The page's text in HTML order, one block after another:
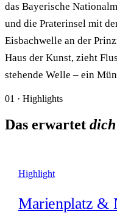
das Bayerische
und die Praterinsel mit
Eisbachwelle an der
Haus der Kunst, zieht
stehende Welle – ein
01 · Highlights
Das erwartet
Highlight
Marienplatz &